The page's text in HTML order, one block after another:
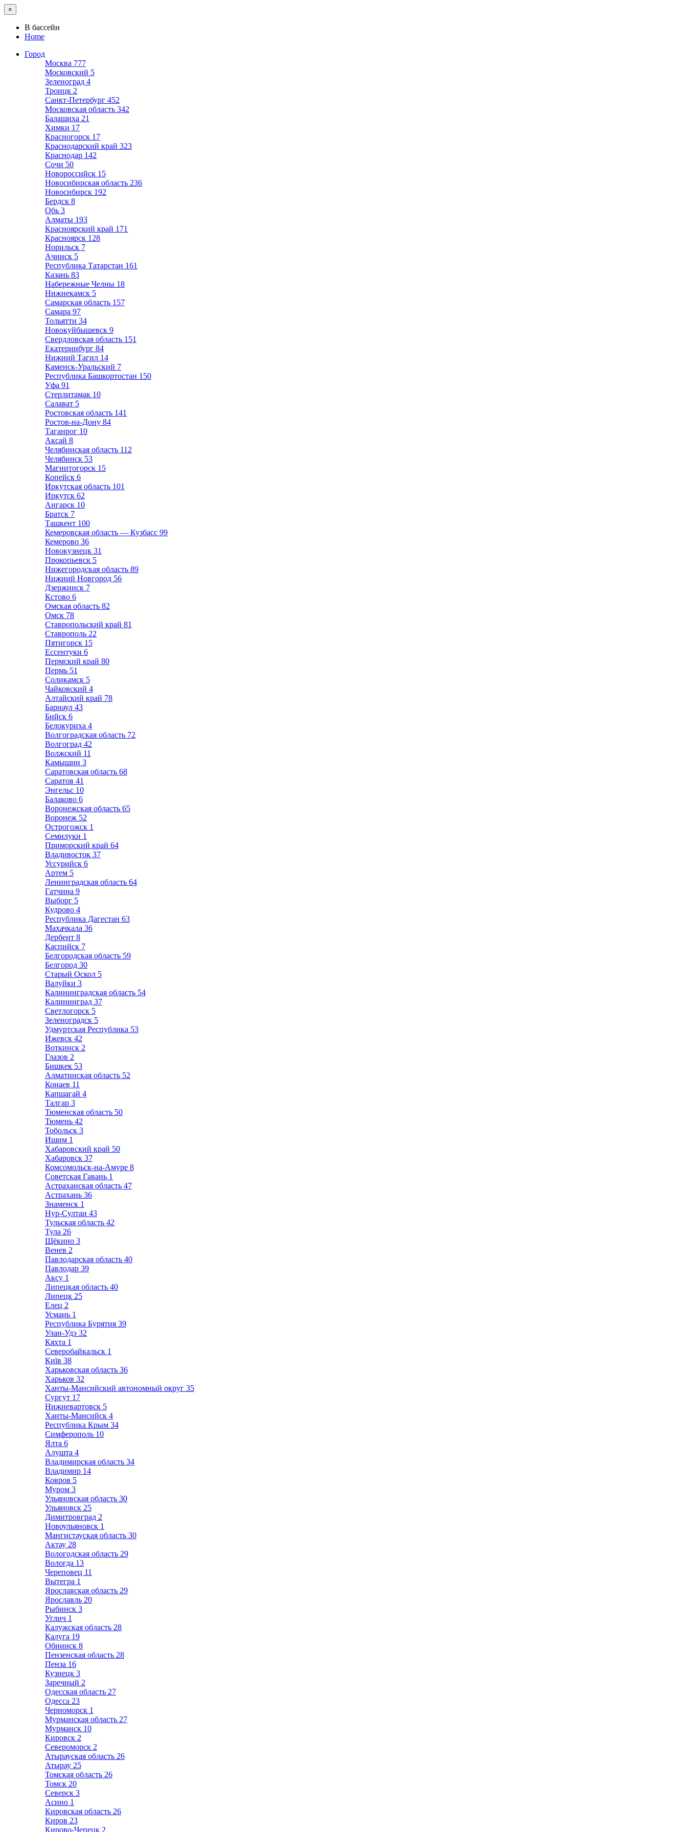
×
В бассейн
Home
Город
Москва 777
Московский 5
Зеленоград 4
Троицк 2
Санкт-Петербург 452
Московская область 342
Балашиха 21
Химки 17
Красногорск 17
Краснодарский край 323
Краснодар 142
Сочи 50
Новороссийск 15
Новосибирская область 236
Новосибирск 192
Бердск 8
Обь 3
Алматы 193
Красноярский край 171
Красноярск 128
Норильск 7
Ачинск 5
Республика Татарстан 161
Казань 83
Набережные Челны 18
Нижнекамск 5
Самарская область 157
Самара 97
Тольятти 34
Новокуйбышевск 9
Свердловская область 151
Екатеринбург 84
Нижний Тагил 14
Каменск-Уральский 7
Республика Башкортостан 150
Уфа 91
Стерлитамак 10
Салават 5
Ростовская область 141
Ростов-на-Дону 84
Таганрог 10
Аксай 8
Челябинская область 112
Челябинск 53
Магнитогорск 15
Копейск 6
Иркутская область 101
Иркутск 62
Ангарск 10
Братск 7
Ташкент 100
Кемеровская область — Кузбасс 99
Кемерово 36
Новокузнецк 31
Прокопьевск 5
Нижегородская область 89
Нижний Новгород 56
Дзержинск 7
Кстово 6
Омская область 82
Омск 78
Ставропольский край 81
Ставрополь 22
Пятигорск 15
Ессентуки 6
Пермский край 80
Пермь 51
Соликамск 5
Чайковский 4
Алтайский край 78
Барнаул 43
Бийск 6
Белокуриха 4
Волгоградская область 72
Волгоград 42
Волжский 11
Камышин 3
Саратовская область 68
Саратов 41
Энгельс 10
Балаково 6
Воронежская область 65
Воронеж 52
Острогожск 1
Семилуки 1
Приморский край 64
Владивосток 37
Уссурийск 6
Артем 5
Ленинградская область 64
Гатчина 9
Выборг 5
Кудрово 4
Республика Дагестан 63
Махачкала 36
Дербент 8
Каспийск 7
Белгородская область 59
Белгород 30
Старый Оскол 5
Валуйки 3
Калининградская область 54
Калининград 37
Светлогорск 5
Зеленоградск 5
Удмуртская Республика 53
Ижевск 42
Воткинск 2
Глазов 2
Бишкек 53
Алматинская область 52
Конаев 11
Капшагай 4
Талгар 3
Тюменская область 50
Тюмень 42
Тобольск 3
Ишим 1
Хабаровский край 50
Хабаровск 37
Комсомольск-на-Амуре 8
Советская Гавань 1
Астраханская область 47
Астрахань 36
Знаменск 1
Нур-Султан 43
Тульская область 42
Тула 26
Щёкино 3
Венев 2
Павлодарская область 40
Павлодар 39
Аксу 1
Липецкая область 40
Липецк 25
Елец 2
Усмань 1
Республика Бурятия 39
Улан-Удэ 32
Кяхта 1
Северобайкальск 1
Київ 38
Харьковская область 36
Харьков 32
Ханты-Мансийский автономный округ 35
Сургут 17
Нижневартовск 5
Ханты-Мансийск 4
Республика Крым 34
Симферополь 10
Ялта 6
Алушта 4
Владимирская область 34
Владимир 14
Ковров 5
Муром 3
Ульяновская область 30
Ульяновск 25
Димитровград 2
Новоульяновск 1
Мангистауская область 30
Актау 28
Вологодская область 29
Вологда 13
Череповец 11
Вытегра 1
Ярославская область 29
Ярославль 20
Рыбинск 3
Углич 1
Калужская область 28
Калуга 19
Обнинск 8
Пензенская область 28
Пенза 16
Кузнецк 3
Заречный 2
Одесская область 27
Одесса 23
Черноморск 1
Мурманская область 27
Мурманск 10
Кировск 2
Североморск 2
Атырауская область 26
Атырау 25
Томская область 26
Томск 20
Северск 3
Асино 1
Кировская область 26
Киров 23
Кирово-Чепецк 2